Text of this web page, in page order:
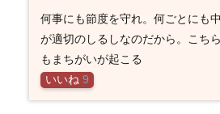
何事にも節度を守れ。何ごとにも
が適切のしるしなのだから。こち
もまちがいが起こる
いいね 9